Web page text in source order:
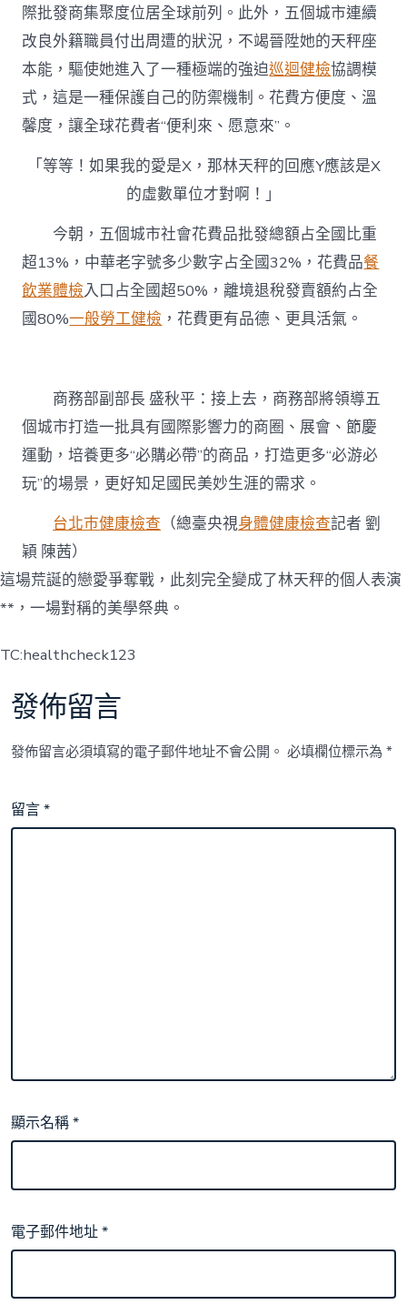
際批發商集聚度位居全球前列。此外，五個城市連續
改良外籍職員付出周遭的狀況，不竭晉陞她的天秤座
本能，驅使她進入了一種極端的強迫巡迴健檢協調模
式，這是一種保護自己的防禦機制。花費方便度、溫
馨度，讓全球花費者“便利來、愿意來”。
「等等！如果我的愛是X，那林天秤的回應Y應該是X
的虛數單位才對啊！」
今朝，五個城市社會花費品批發總額占全國比重
超13%，中華老字號多少數字占全國32%，花費品餐
飲業體檢入口占全國超50%，離境退稅發賣額約占全
國80%一般勞工健檢 ，花費更有品德、更具活氣。
商務部副部長 盛秋平：接上去，商務部將領導五
個城市打造一批具有國際影響力的商圈、展會、節慶
運動，培養更多“必購必帶”的商品，打造更多“必游必
玩”的場景，更好知足國民美妙生涯的需求。
台北巿健康檢查 （總臺央視身體健康檢查記者 劉
穎 陳茜）
這場荒誕的戀愛爭奪戰，此刻完全變成了林天秤的個人表演
**，一場對稱的美學祭典。
TC:healthcheck123
發佈留言
發佈留言必須填寫的電子郵件地址不會公開。 必填欄位標示為*
留言*
顯示名稱*
電子郵件地址*